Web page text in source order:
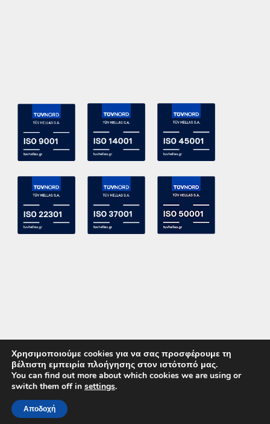
Copyright 2015 ACE Power Electronics - All Right Reserved
ΚΑΛΕΣΤΕ ΜΑΣ
Χρησιμοποιούμε cookies για να σας προσφέρουμε τη
βέλτιστη εμπειρία πλοήγησης στον ιστότοπό μας.
You can find out more about which cookies we are using or
switch them off in settings.
Αποδοχή